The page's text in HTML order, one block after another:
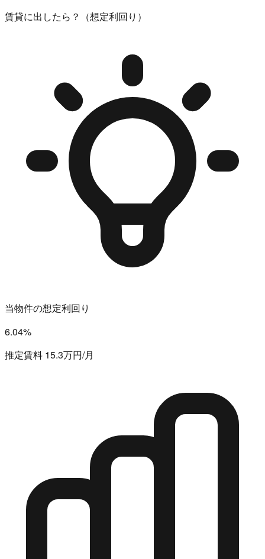
賃貸に出したら？（想定利回り）
当物件の想定利回り
6.04%
推定賃料 15.3万円/月